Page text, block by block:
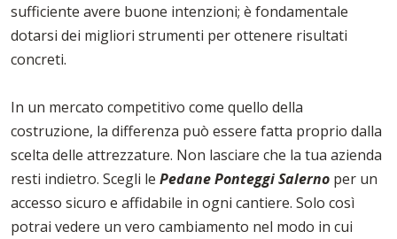
sufficiente avere buone intenzioni; è fondamentale
dotarsi dei migliori strumenti per ottenere risultati
concreti.
In un mercato competitivo come quello della
costruzione, la differenza può essere fatta proprio dalla
scelta delle attrezzature. Non lasciare che la tua azienda
resti indietro. Scegli le Pedane Ponteggi Salerno per un
accesso sicuro e affidabile in ogni cantiere. Solo così
potrai vedere un vero cambiamento nel modo in cui